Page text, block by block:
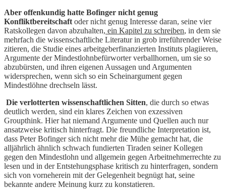
Aber offenkundig hatte Bofinger nicht genug
Konfliktbereitschaft oder nicht genug Interesse daran, seine vier
Ratskollegen davon abzuhalten, ein Kapitel zu schreiben, in dem sie
mehrfach die wissenschaftliche Literatur in grob irreführender Weise
zitieren, die Studie eines arbeitgeberfinanzierten Instituts plagiieren,
Argumente der Mindestlohnbefürworter verballhornen, um sie so
abzubürsten, und ihren eigenen Aussagen und Argumenten
widersprechen, wenn sich so ein Scheinargument gegen
Mindestlöhne drechseln lässt.
Die verlotterten wissenschaftlichen Sitten, die durch so etwas
deutlich werden, sind ein klares Zeichen von exzessiven
Groupthink. Hier hat niemand Argumente und Quellen auch nur
ansatzweise kritisch hinterfragt. Die freundliche Interpretation ist,
dass Peter Bofinger sich nicht mehr die Mühe gemacht hat, die
alljährlich ähnlich schwach fundierten Tiraden seiner Kollegen
gegen den Mindestlohn und allgemein gegen Arbeitnehmerrechte zu
lesen und in der Entstehungsphase kritisch zu hinterfragen, sondern
sich von vorneherein mit der Gelegenheit begnügt hat, seine
bekannte andere Meinung kurz zu konstatieren.